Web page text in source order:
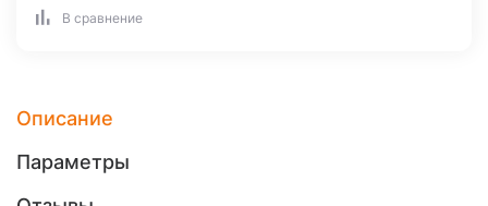
В сравнение
Описание
Параметры